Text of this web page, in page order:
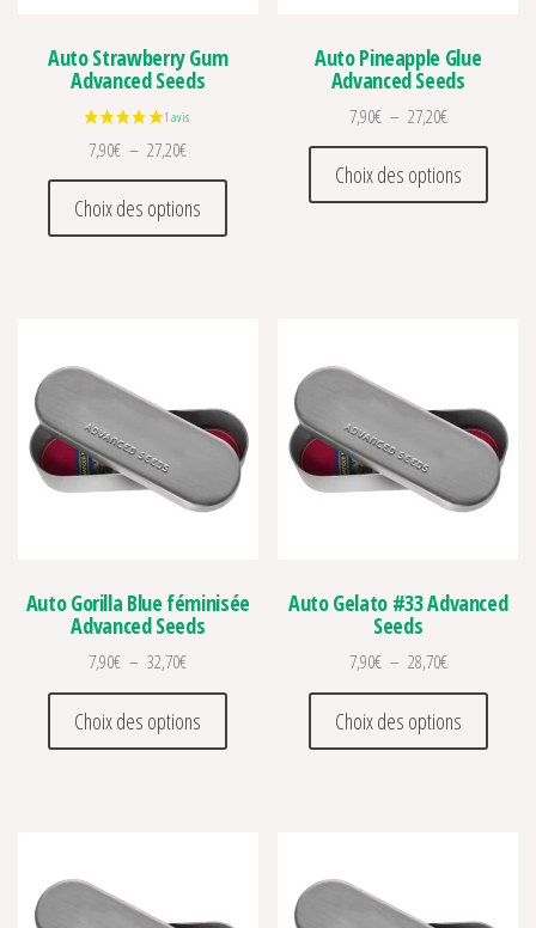
Auto Strawberry Gum
Advanced Seeds
7,90€ – 27,20€Plage de prix : 7,90€ à 27,20€
Choix des options
Ce produit a plusieurs variations. Les
Auto Pineapple Glue
Advanced Seeds
7,90€ – 27,20€Plage de prix
Choix des options
Ce
Auto Gorilla Blue féminisée
Advanced Seeds
7,90€ – 32,70€Plage de prix : 7,90€ à 32,70€
Choix des options
Ce produit a plusieurs variations. Les
Auto Gelato #33 Advanced
Seeds
7,90€ – 28,70€Plage de prix
Choix des options
Ce